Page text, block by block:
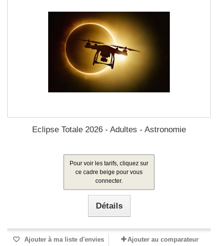
Eclipse Totale 2026 - Adultes - Astronomie
Pour voir les tarifs, cliquez sur
ce cadre beige pour vous
connecter.
Détails
Ajouter à ma liste d'envies Ajouter au comparateur